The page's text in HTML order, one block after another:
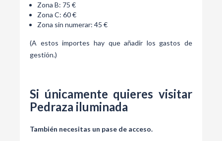
Zona B: 75 €
Zona C: 60 €
Zona sin numerar: 45 €
(A estos importes hay que añadir los gastos de
gestión.)
Si únicamente quieres visitar
Pedraza iluminada
También necesitas un pase de acceso.